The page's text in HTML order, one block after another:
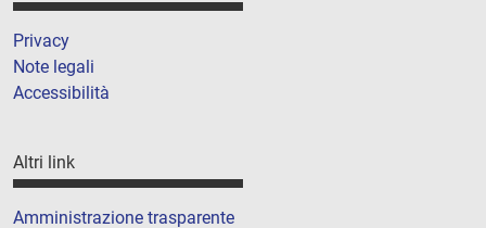
Privacy
Note legali
Accessibilità
Altri link
Amministrazione trasparente